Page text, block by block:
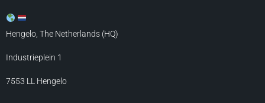
Hengelo, The Netherlands (HQ)
Industrieplein 1
7553 LL Hengelo